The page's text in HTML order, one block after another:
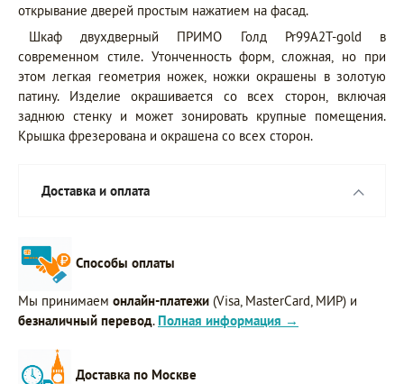
открывание дверей простым нажатием на фасад.
Шкаф двухдверный ПРИМО Голд Pr99A2T-gold в
современном стиле. Утонченность форм, сложная, но при
этом легкая геометрия ножек, ножки окрашены в золотую
патину. Изделие окрашивается со всех сторон, включая
заднюю стенку и может зонировать крупные помещения.
Крышка фрезерована и окрашена со всех сторон.
Доставка и оплата
Способы оплаты
Мы принимаем онлайн-платежи (Visa, MasterCard, МИР) и
безналичный перевод. Полная информация →
Доставка по Москве